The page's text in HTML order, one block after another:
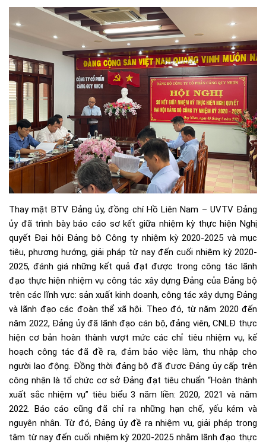
Thay mặt BTV Đảng ủy, đồng chí Hồ Liên Nam – UVTV Đảng
ủy đã trình bày báo cáo sơ kết giữa nhiệm kỳ thực hiện Nghị
quyết Đại hội Đảng bộ Công ty nhiệm kỳ 2020-2025 và mục
tiêu, phương hướng, giải pháp từ nay đến cuối nhiệm kỳ 2020-
2025, đánh giá những kết quả đạt được trong công tác lãnh
đạo thực hiện nhiệm vụ công tác xây dựng Đảng của Đảng bộ
trên các lĩnh vực: sản xuất kinh doanh, công tác xây dựng Đảng
và lãnh đạo các đoàn thể xã hội. Theo đó, từ năm 2020 đến
năm 2022, Đảng ủy đã lãnh đạo cán bộ, đảng viên, CNLĐ thực
hiện cơ bản hoàn thành vượt mức các chỉ tiêu nhiệm vụ, kế
hoạch công tác đã đề ra, đảm bảo việc làm, thu nhập cho
người lao động. Đồng thời đảng bộ đã được Đảng ủy cấp trên
công nhận là tổ chức cơ sở Đảng đạt tiêu chuẩn “Hoàn thành
xuất sắc nhiệm vụ” tiêu biểu 3 năm liền: 2020, 2021 và năm
2022. Báo cáo cũng đã chỉ ra những hạn chế, yếu kém và
nguyên nhân. Từ đó, Đảng ủy đề ra nhiệm vụ, giải pháp trọng
tâm từ nay đến cuối nhiệm kỳ 2020-2025 nhằm lãnh đạo thực